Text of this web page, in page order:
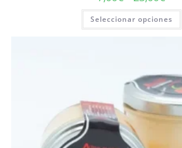
Seleccionar opciones